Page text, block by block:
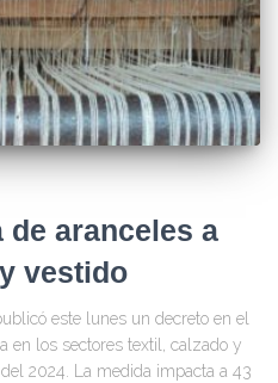
de aranceles a
vestido
este lunes un decreto en el
en los sectores textil, calzado y
2024. La medida impacta a 43